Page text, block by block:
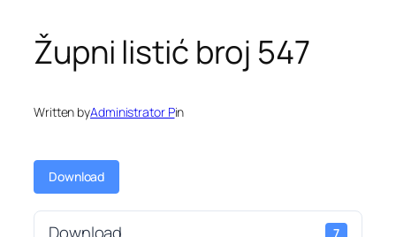
Župni listić broj 547
Written byAdministrator Pin
Download
7